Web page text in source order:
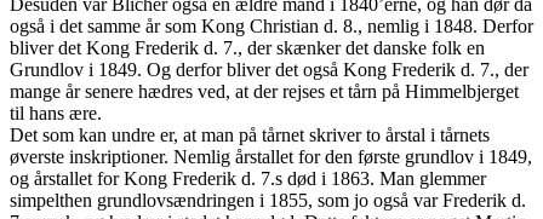
Desuden var Blicher også en ældre mand i 1840’erne, og han dør da
også i det samme år som Kong Christian d. 8., nemlig i 1848. Derfor
bliver det Kong Frederik d. 7., der skænker det danske folk en
Grundlov i 1849. Og derfor bliver det også Kong Frederik d. 7., der
mange år senere hædres ved, at der rejses et tårn på Himmelbjerget
til hans ære.
Det som kan undre er, at man på tårnet skriver to årstal i tårnets
øverste inskriptioner. Nemlig årstallet for den første grundlov i 1849,
og årstallet for Kong Frederik d. 7.s død i 1863. Man glemmer
simpelthen grundlovsændringen i 1855, som jo også var Frederik d.